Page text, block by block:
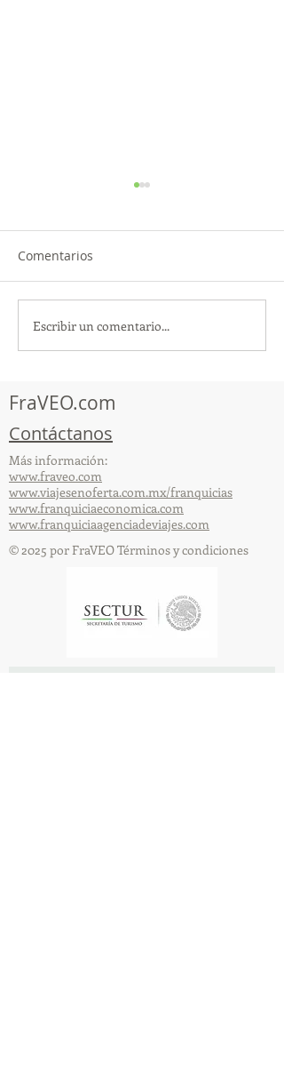
TourTravelynByFraveo
participó en la
Comentarios
Escribir un comentario...
FraVEO.com
Contáctanos
Más información:
www.fraveo.com
www.viajesenoferta.com.mx/franquicias
www.franquiciaeconomica.com
www.franquiciaagenciadeviajes.com
© 2025 por FraVEO Términos y condiciones